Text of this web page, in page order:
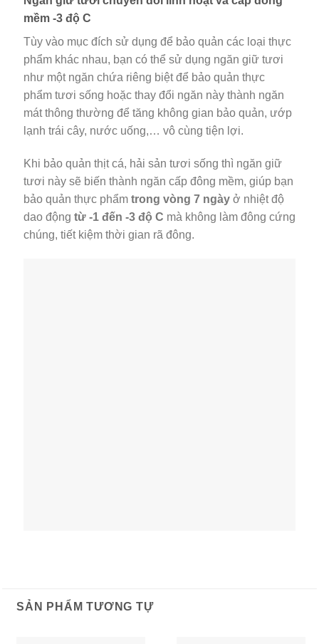
mềm -3 độ C
Tùy vào mục đích sử dụng để bảo quản các loại thực
phẩm khác nhau, bạn có thể sử dụng ngăn giữ tươi
như một ngăn chứa riêng biệt để bảo quản thực
phẩm tươi sống hoặc thay đổi ngăn này thành ngăn
mát thông thường để tăng không gian bảo quản, ướp
lạnh trái cây, nước uống,… vô cùng tiện lợi.
Khi bảo quản thịt cá, hải sản tươi sống thì ngăn giữ
tươi này sẽ biến thành ngăn cấp đông mềm, giúp bạn
bảo quản thực phẩm trong vòng 7 ngày ở nhiệt độ
dao động từ -1 đến -3 độ C mà không làm đông cứng
chúng, tiết kiệm thời gian rã đông.
SẢN PHẨM TƯƠNG TỰ